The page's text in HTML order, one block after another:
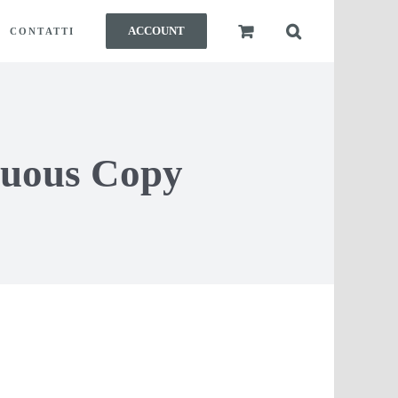
CONTATTI ACCOUNT
Copy